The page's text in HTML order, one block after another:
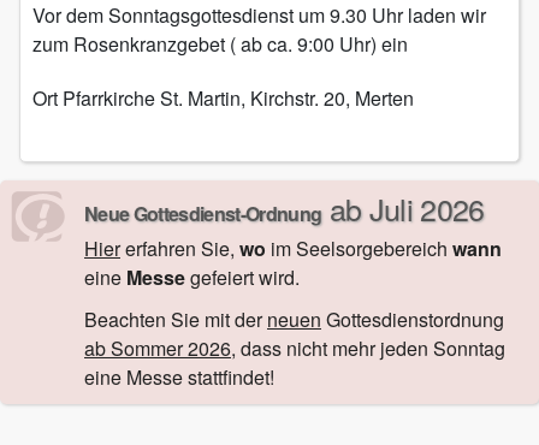
Vor dem Sonntagsgottesdienst um 9.30 Uhr laden wir
zum Rosenkranzgebet ( ab ca. 9:00 Uhr) ein
Ort Pfarrkirche St. Martin, Kirchstr. 20, Merten
Neue Gottesdienst-Ordnungab Juli 2026
Hiererfahren Sie, wo im Seelsorgebereich wann
eine Messegefeiert wird.
Beachten Sie mit derneuen Gottesdienstordnung
ab Sommer 2026, dass nicht mehr jeden Sonntag
eine Messe stattfindet!